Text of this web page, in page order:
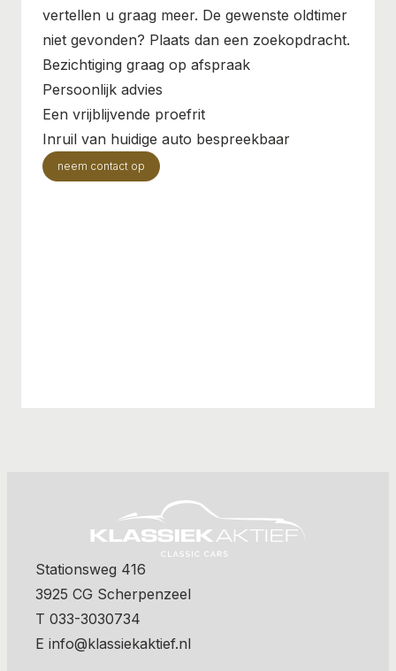
vertellen u graag meer. De gewenste oldtimer
niet gevonden? Plaats dan een zoekopdracht.
Bezichtiging graag op afspraak
Persoonlijk advies
Een vrijblijvende proefrit
Inruil van huidige auto bespreekbaar
neem contact op
Stationsweg 416
3925 CG Scherpenzeel
T 033-3030734
E info@klassiekaktief.nl